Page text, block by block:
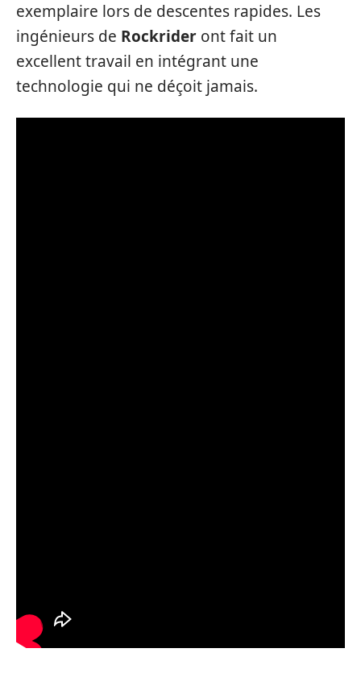
exemplaire lors de descentes rapides. Les
ingénieurs de Rockrider ont fait un
excellent travail en intégrant une
technologie qui ne déçoit jamais.